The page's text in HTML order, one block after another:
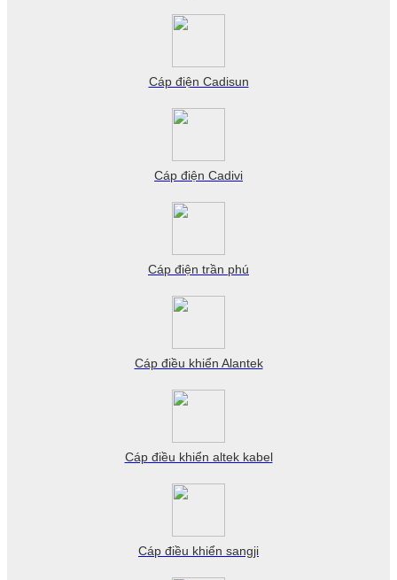
Cáp điện Cadisun
Cáp điện Cadivi
Cáp điện trần phú
Cáp điều khiển Alantek
Cáp điều khiển altek kabel
Cáp điều khiển sangji